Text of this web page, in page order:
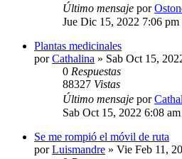
Último mensaje por
Jue Dic 15, 2022 7:06 pm
Plantas medicinales
porCathalina » Sab Oct 15,
0 Respuestas
88327 Vistas
Último mensaje por
Sab Oct 15, 2022 6:08 am
Se me rompió el móvil de ruta
porLuismandre » Vie Feb 11,